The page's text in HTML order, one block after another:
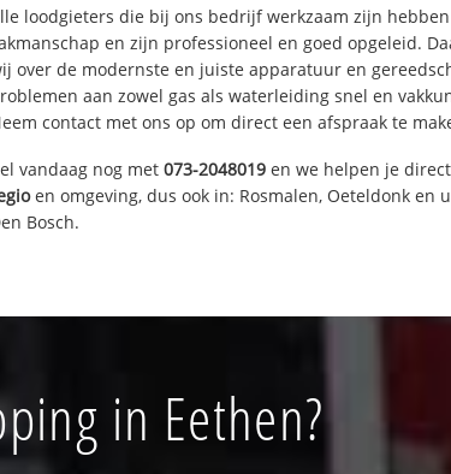
loodgieters die bij ons bedrijf werkzaam zijn
en zijn professioneel en goed opgeleid.
over de modernste en juiste apparatuur en
aan zowel gas als waterleiding snel en
contact met ons op om direct een afspraak te
vandaag nog met 073-2048019 en we helpen je
en omgeving, dus ook in: Rosmalen, Oeteldonk en
Bosch.
in Eethen?